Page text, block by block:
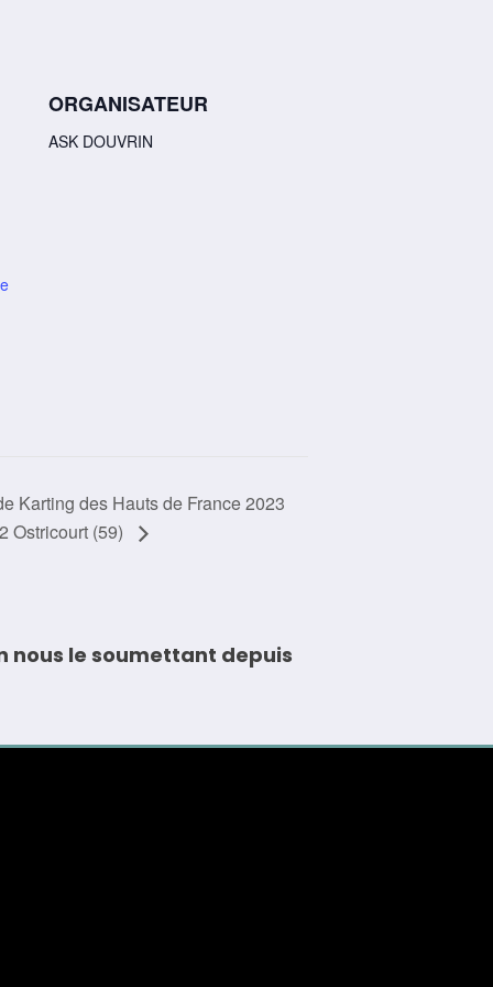
ORGANISATEUR
ASK DOUVRIN
Karting des Hauts de France 2023
Ostricourt (59)
nous le soumettant depuis